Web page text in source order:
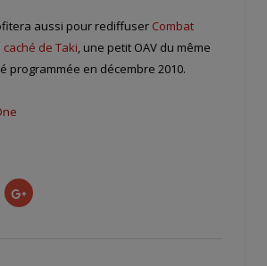
aussi pour rediffuser Combat
de Taki, une petit OAV du même
programmée en décembre 2010.
Cliquez
pour